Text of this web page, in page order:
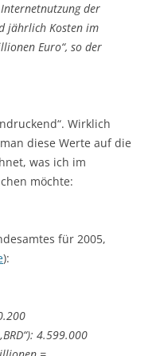
der
jährlich Kosten im
Euro“, so der
Wirklich
diese Werte auf die
was ich im
möchte:
für 2005,
):
4.599.000